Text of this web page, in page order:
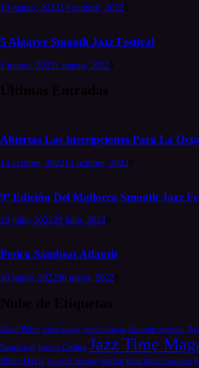
10 marzo, 202213 octubre, 2022
5 Algarve Smooth Jazz Festival
1 marzo, 20221 marzo, 2022
Abiertas Las Inscripciones Para La
13 octubre, 202213 octubre, 2022
9ª Edición Del Mallorca Smooth Jazz
29 julio, 202229 julio, 2022
Perico Sambeat Atlantis
30 mayo, 202230 mayo, 2022
Alain Pérez Alana Sinkey Ander García Antonio Serrano
Sandoval Javier Colina Jazz Time
Miles Davis Moisés P. Sánchez Noa Lur Pablo Martín Caminero